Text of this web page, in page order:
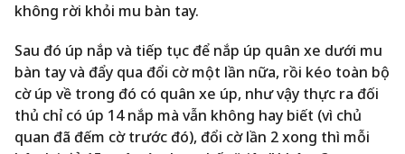
không rời khỏi mu bàn tay.
Sau đó úp nắp và tiếp tục để nắp úp quân xe dưới mu
bàn tay và đẩy qua đổi cờ một lần nữa, rồi kéo toàn bộ
cờ úp về trong đó có quân xe úp, như vậy thực ra đối
thủ chỉ có úp 14 nắp mà vẫn không hay biết (vì chủ
quan đã đếm cờ trước đó), đổi cờ lần 2 xong thì mỗi